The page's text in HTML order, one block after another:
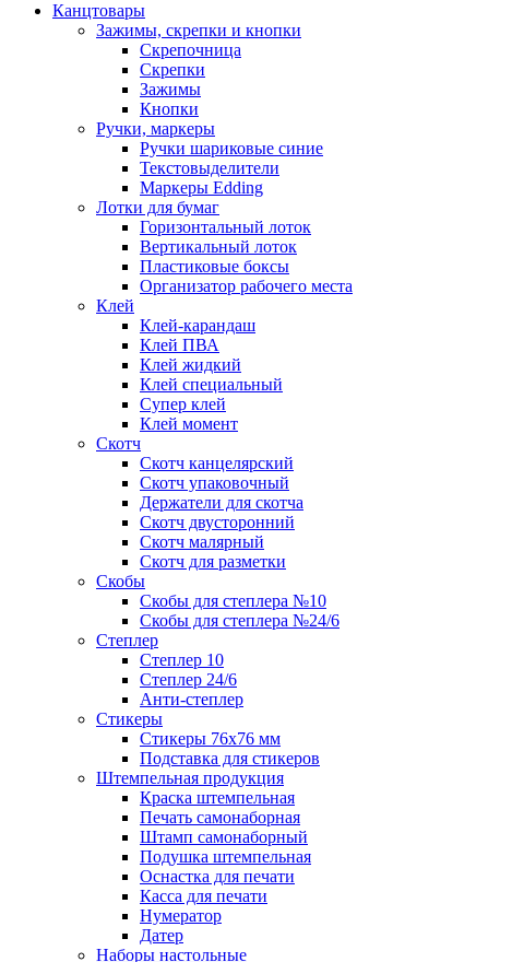
Канцтовары
Зажимы, скрепки и кнопки
Скрепочница
Скрепки
Зажимы
Кнопки
Ручки, маркеры
Ручки шариковые синие
Текстовыделители
Маркеры Edding
Лотки для бумаг
Горизонтальный лоток
Вертикальный лоток
Пластиковые боксы
Организатор рабочего места
Клей
Клей-карандаш
Клей ПВА
Клей жидкий
Клей специальный
Супер клей
Клей момент
Скотч
Скотч канцелярский
Скотч упаковочный
Держатели для скотча
Скотч двусторонний
Скотч малярный
Скотч для разметки
Скобы
Скобы для степлера №10
Скобы для степлера №24/6
Степлер
Степлер 10
Степлер 24/6
Анти-степлер
Стикеры
Стикеры 76x76 мм
Подставка для стикеров
Штемпельная продукция
Краска штемпельная
Печать самонаборная
Штамп самонаборный
Подушка штемпельная
Оснастка для печати
Касса для печати
Нумератор
Датер
Наборы настольные